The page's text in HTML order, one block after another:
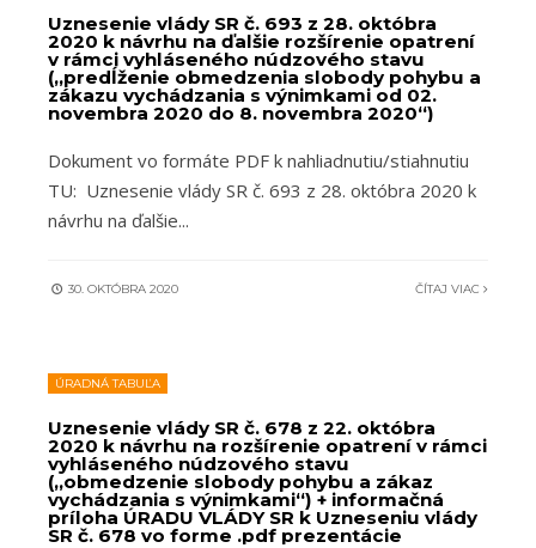
Uznesenie vlády SR č. 693 z 28. októbra
2020 k návrhu na ďalšie rozšírenie opatrení
v rámci vyhláseného núdzového stavu
(„predĺženie obmedzenia slobody pohybu a
zákazu vychádzania s výnimkami od 02.
novembra 2020 do 8. novembra 2020“)
Dokument vo formáte PDF k nahliadnutiu/stiahnutiu
TU: Uznesenie vlády SR č. 693 z 28. októbra 2020 k
návrhu na ďalšie...
30. OKTÓBRA 2020 ČÍTAJ VIAC
ÚRADNÁ TABUĽA
Uznesenie vlády SR č. 678 z 22. októbra
2020 k návrhu na rozšírenie opatrení v rámci
vyhláseného núdzového stavu
(„obmedzenie slobody pohybu a zákaz
vychádzania s výnimkami“) + informačná
príloha ÚRADU VLÁDY SR k Uzneseniu vlády
SR č. 678 vo forme .pdf prezentácie